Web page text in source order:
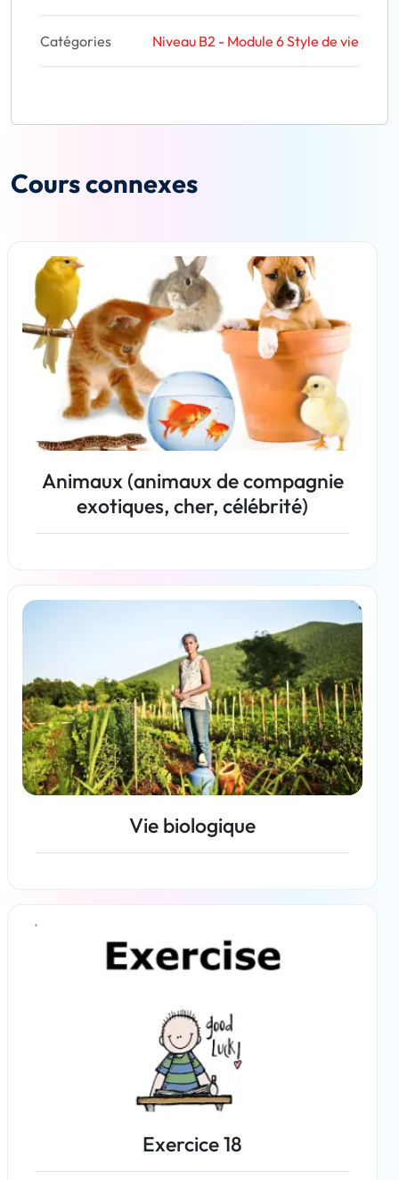
Catégories Niveau B2 - Module 6 Style de vie
Cours connexes
Animaux (animaux de compagnie
exotiques, cher, célébrité)
En savoir plus
Vie biologique
Exercice 18